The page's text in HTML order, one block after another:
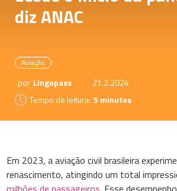
diz ANAC
Aviação
por Lingopass
21.2.2024
Tempo de leitura: 5 minutos
Em 2023, a aviação civil brasileira
renascimento, atingindo um total